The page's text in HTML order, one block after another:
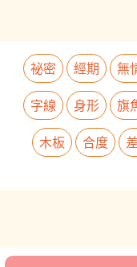
祕密 經期 無
字線
身形 旗
木板
合度